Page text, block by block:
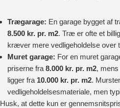
Trægarage: En garage bygget af
8.500 kr. pr. m2. Træ er ofte et
kræver mere vedligeholdelse over
Muret garage: For en muret
priserne fra 8.000 kr. pr. m2,
ligger fra 10.000 kr. pr. m2.
vedligeholdelsesmateriale, men
Husk, at dette kun er